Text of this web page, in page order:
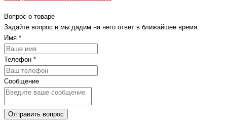
Вопрос о товаре
Задайте вопрос и мы дадим на него ответ в ближайшее время.
Имя *
Телефон *
Сообщение
Отправить вопрос